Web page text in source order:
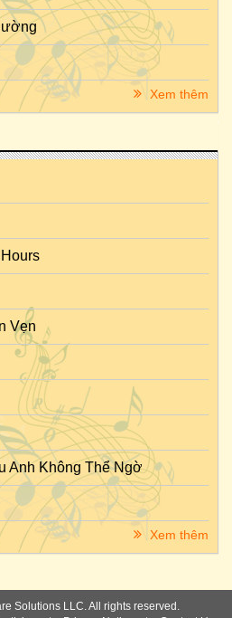
Xem thêm
Vẹn
Anh Không Thể Ngờ
Xem thêm
Solutions LLC. All rights reserved.